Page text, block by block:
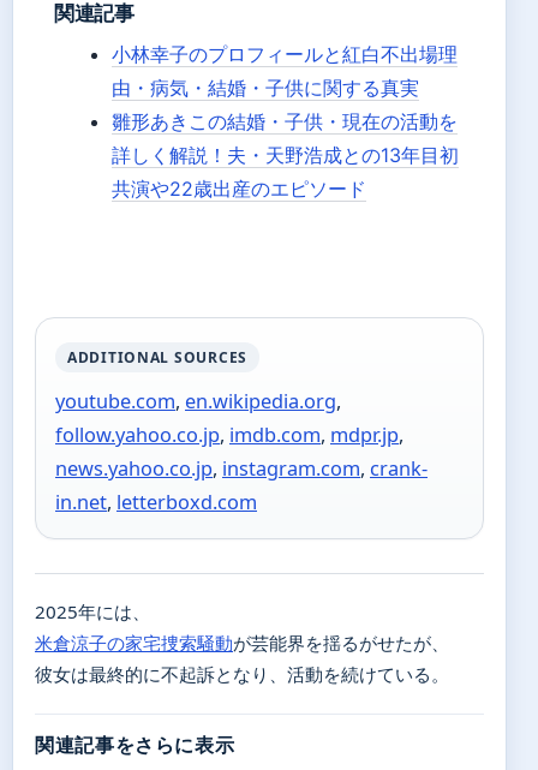
関連記事
小林幸子のプロフィールと紅白不出場理
由・病気・結婚・子供に関する真実
雛形あきこの結婚・子供・現在の活動を
詳しく解説！夫・天野浩成との13年目初
共演や22歳出産のエピソード
ADDITIONAL SOURCES
youtube.com, en.wikipedia.org,
follow.yahoo.co.jp, imdb.com, mdpr.jp,
news.yahoo.co.jp, instagram.com, crank-
in.net, letterboxd.com
2025年には、
米倉涼子の家宅捜索騒動が芸能界を揺るがせたが、
彼女は最終的に不起訴となり、活動を続けている。
関連記事をさらに表示